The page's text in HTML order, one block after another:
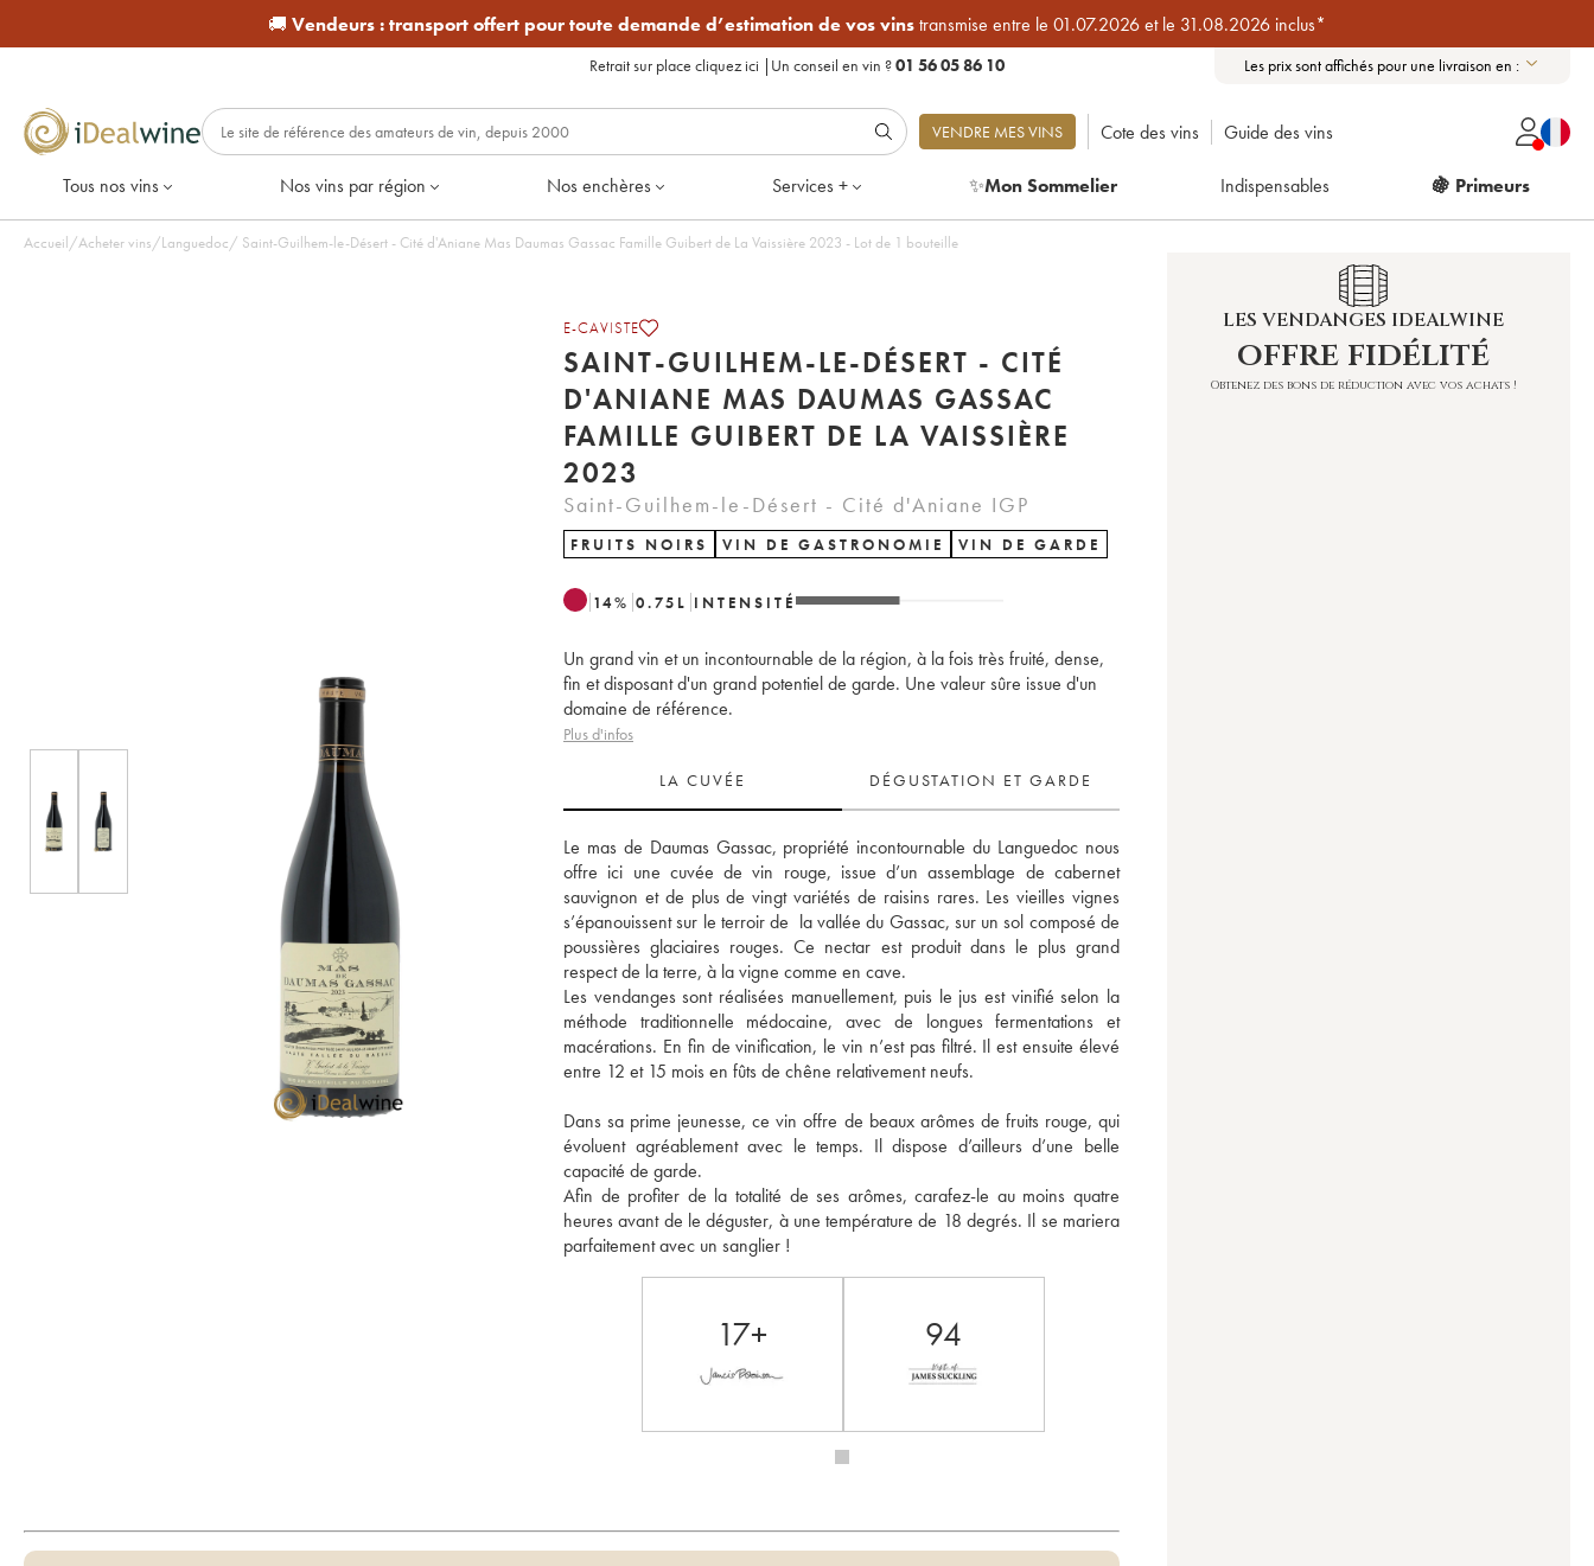
🚚 Vendeurs :transport offert pour toute demande d’estimation de vos vinstransmise entre le 01.07.2026 et le 31.08.2026 inclus*
Retrait sur place cliquez ici | Un conseil en vin ?01 56 05 86 10 Les prix sont affichés pour une livraison en :
VENDRE MES VINS Cote des vins Guide des vins
Tous nos vins Nos vins par région Nos enchères Services + ✨Mon Sommelier Indispensables 🍇 Primeurs
Accueil/Acheter vins/Languedoc/ Saint-Guilhem-le-Désert - Cité d'Aniane Mas Daumas Gassac Famille Guibert de La Vaissière 2023 - Lot de 1 bouteille
E-CAVISTE
SAINT-GUILHEM-LE-DÉSERT - CITÉ
D'ANIANE MAS DAUMAS GASSAC
FAMILLE GUIBERT DE LA VAISSIÈRE
2023
Saint-Guilhem-le-Désert - Cité d'Aniane IGP
FRUITS NOIRS VIN DE GASTRONOMIE VIN DE GARDE
14% 0.75 L INTENSITÉ
Un grand vin et un incontournable de la région, à la fois très fruité, dense,
fin et disposant d'un grand potentiel de garde. Une valeur sûre issue d'un
domaine de référence.
Plus d'infos
LA CUVÉE DÉGUSTATION ET GARDE
Le mas de Daumas Gassac, propriété incontournable du Languedoc nous
offre ici une cuvée de vin rouge, issue d’un assemblage de cabernet
sauvignon et de plus de vingt variétés de raisins rares. Les vieilles vignes
s’épanouissent sur le terroir de  la vallée du Gassac, sur un sol composé de
poussières glaciaires rouges. Ce nectar est produit dans le plus grand
respect de la terre, à la vigne comme en cave.
Les vendanges sont réalisées manuellement, puis le jus est vinifié selon la
méthode traditionnelle médocaine, avec de longues fermentations et
macérations. En fin de vinification, le vin n’est pas filtré. Il est ensuite élevé
entre 12 et 15 mois en fûts de chêne relativement neufs.
Dans sa prime jeunesse, ce vin offre de beaux arômes de fruits rouge, qui
évoluent agréablement avec le temps. Il dispose d’ailleurs d’une belle
capacité de garde.
Afin de profiter de la totalité de ses arômes, carafez-le au moins quatre
heures avant de le déguster, à une température de 18 degrés. Il se mariera
parfaitement avec un sanglier !
17+ 94
LES VENDANGES IDEALWINE
offre fidélité
Obtenez des bons de réduction avec vos achats !